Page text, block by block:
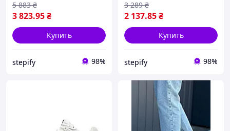
3 823.95₴
5 883 ₴
Купить
stepify 98%
2 137.85₴
3 289 ₴
Купить
stepify 98%